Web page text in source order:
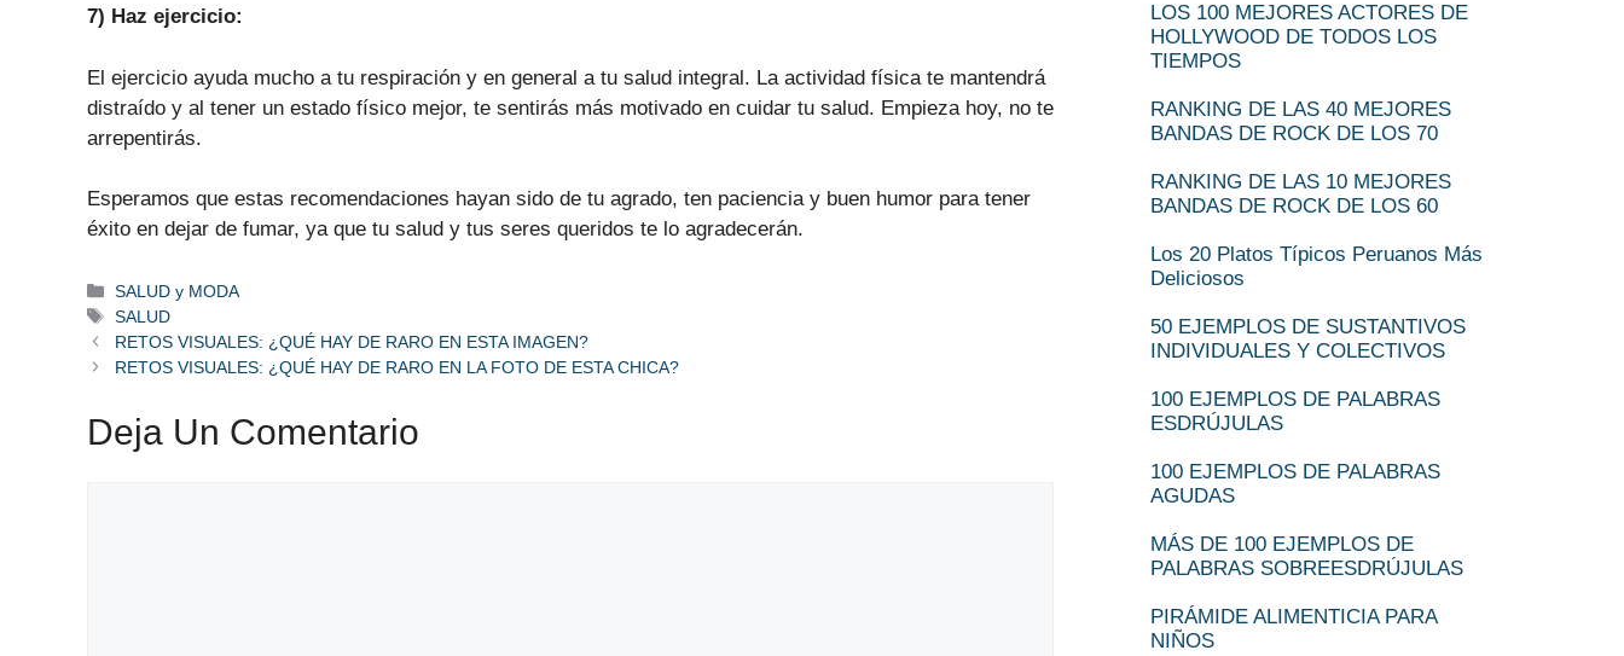
7) Haz ejercicio:
El ejercicio ayuda mucho a tu respiración y en general a tu salud integral. La actividad física te mantendrá
distraído y al tener un estado físico mejor, te sentirás más motivado en cuidar tu salud. Empieza hoy, no te
arrepentirás.
Esperamos que estas recomendaciones hayan sido de tu agrado, ten paciencia y buen humor para tener
éxito en dejar de fumar, ya que tu salud y tus seres queridos te lo agradecerán.
Categorías
SALUD y MODA
Etiquetas
SALUD
RETOS VISUALES: ¿QUÉ HAY DE RARO EN ESTA IMAGEN?
RETOS VISUALES: ¿QUÉ HAY DE RARO EN LA FOTO DE ESTA CHICA?
Deja Un Comentario
LOS 100 MEJORES ACTORES DE
HOLLYWOOD DE TODOS LOS
TIEMPOS
RANKING DE LAS 40 MEJORES
BANDAS DE ROCK DE LOS 70
RANKING DE LAS 10 MEJORES
BANDAS DE ROCK DE LOS 60
Los 20 Platos Típicos Peruanos Más
Deliciosos
50 EJEMPLOS DE SUSTANTIVOS
INDIVIDUALES Y COLECTIVOS
100 EJEMPLOS DE PALABRAS
ESDRÚJULAS
100 EJEMPLOS DE PALABRAS
AGUDAS
MÁS DE 100 EJEMPLOS DE
PALABRAS SOBREESDRÚJULAS
PIRÁMIDE ALIMENTICIA PARA
NIÑOS